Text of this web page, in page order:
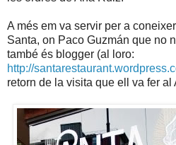
A més em va servir per a
Santa, on Paco Guzmán que no
també és blogger (al loro:
http://
retorn de la visita que ell va fer al